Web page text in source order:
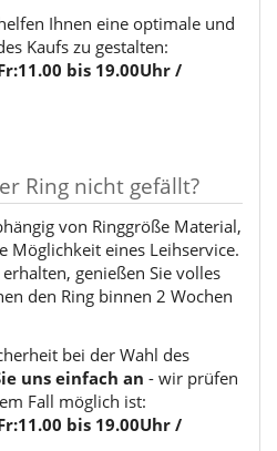
Ihnen eine optimale und
Kaufs zu gestalten:
bis 19.00Uhr /
Ring nicht gefällt?
von Ringgröße Material,
Möglichkeit eines Leihservice.
genießen Sie volles
den Ring binnen 2 Wochen
bei der Wahl des
uns einfach an - wir prüfen
Fall möglich ist:
bis 19.00Uhr /